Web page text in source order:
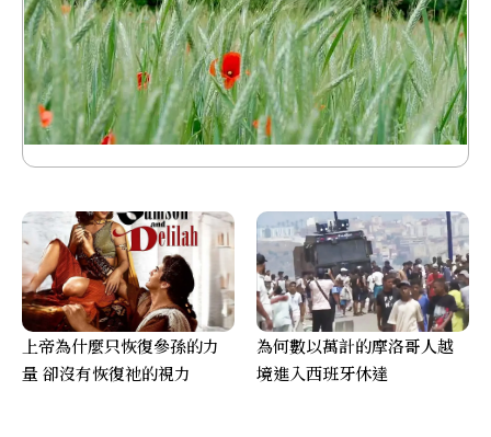
上帝為什麼只恢復參孫的力
量 卻沒有恢復祂的視力
為何數以萬計的摩洛哥人越
境進入西班牙休達